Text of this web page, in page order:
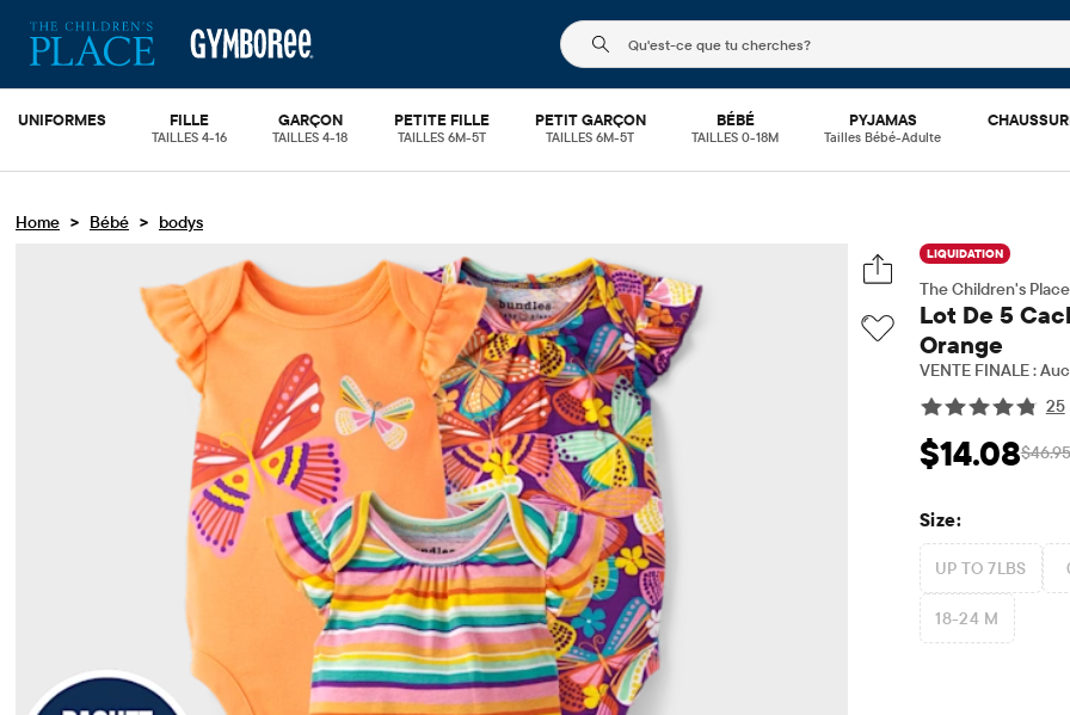
UNIFORMES FILLE
TAILLES 4-16
GARÇON
TAILLES 4-18
PETITE FILLE
TAILLES 6M-5T
PETIT GARÇON
TAILLES 6M-5T
BÉBÉ
TAILLES 0-18M
PYJAMAS
Tailles Bébé-Adulte
Home > Bébé > bodys
LIQUIDATION
The Children's
Lot De 5
Orange
VENTE FINALE :
25
Prix ​​de vente:
$14.08$46.95
Size:
UP TO 7LBS
18-24 M